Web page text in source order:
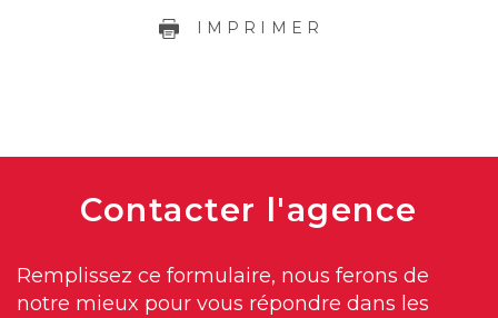
IMPRIMER
Contacter l'agence
Remplissez ce formulaire, nous ferons de
notre mieux pour vous répondre dans les